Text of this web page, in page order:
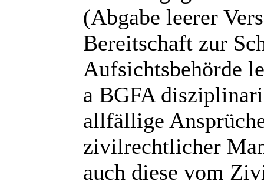
(Abgabe leerer
Bereitschaft zur
Aufsichtsbehörde
a BGFA
allfällige
zivilrechtlicher
auch diese vom